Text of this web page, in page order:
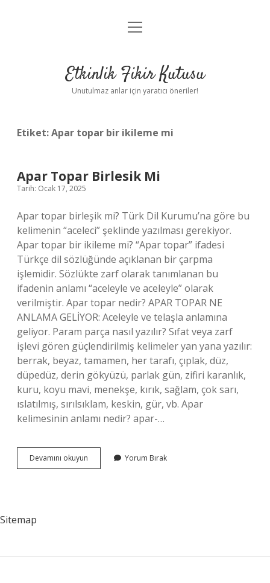
Anasayfa
Yasal Uyarı
menüyü
Etkinlik Fikir Kutusu
Unutulmaz anlar için yaratıcı öneriler!
Etiket:Apar topar bir ikileme mi
Apar Topar Birlesik Mi
Tarih: Ocak 17, 2025
Apar topar birleşik mi? Türk Dil Kurumu’na göre bu
kelimenin “aceleci” şeklinde yazılması gerekiyor.
Apar topar bir ikileme mi? “Apar topar” ifadesi
Türkçe dil sözlüğünde açıklanan bir çarpma
işlemidir. Sözlükte zarf olarak tanımlanan bu
ifadenin anlamı “aceleyle ve aceleyle” olarak
verilmiştir. Apar topar nedir? APAR TOPAR NE
ANLAMA GELİYOR: Aceleyle ve telaşla anlamına
geliyor. Param parça nasıl yazılır? Sıfat veya zarf
işlevi gören güçlendirilmiş kelimeler yan yana yazılır:
berrak, beyaz, tamamen, her tarafı, çıplak, düz,
düpedüz, derin gökyüzü, parlak gün, zifiri karanlık,
kuru, koyu mavi, menekşe, kırık, sağlam, çok sarı,
ıslatılmış, sırılsıklam, keskin, gür, vb. Apar
kelimesinin anlamı nedir? apar-…
Devamını okuyun
Topar
Yorum Bırak
Sitemap